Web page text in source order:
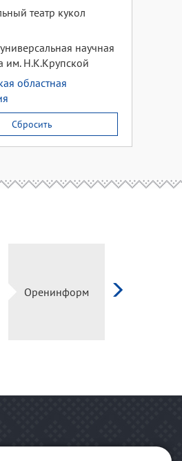
театр кукол
научная
им. Н.К.Крупской
областная
Сбросить
Оренинформ